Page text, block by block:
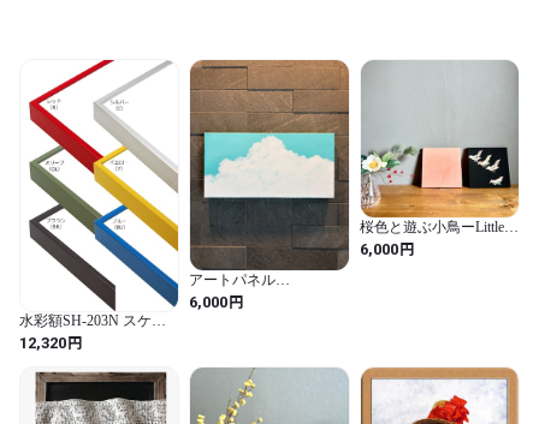
・領収書が必要な場合備考欄に記載してください。
・配送方法はゆうパック、または西濃運輸とさせて頂きます。
（お選びいただけませんのでご注意ください。）
ト 鳥のアート 北欧デザ
イン 抽象絵画 インテリ
アアート 壁掛けアート
アートポスター モダン
インテリア アート作品
絵画販売 ギャラリー展
示 高級インテリア 北欧
アーティスト 水彩アー
ト 癒し空間 リビングア
ート プレゼント ギフト
アート 絵画 アート 店舗
事務所 カフェ 飲食店）
水彩額SH-203N スケッ
チ6F 458×550ミリ
12,320円
アートパネル
20cm×40cm 厚さ3cm
6,000円
桜色と遊ぶ小鳥ーLittle
Birds Among Sakura Pink
｜Vintage Kimono Art
6,000円